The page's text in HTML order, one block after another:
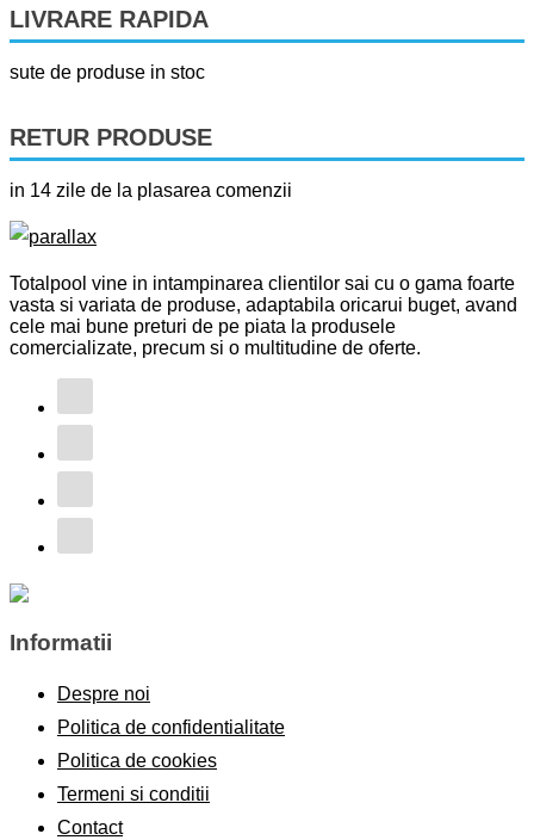
LIVRARE RAPIDA
sute de produse in stoc
RETUR PRODUSE
in 14 zile de la plasarea comenzii
Totalpool vine in intampinarea clientilor sai cu o gama foarte
vasta si variata de produse, adaptabila oricarui buget, avand
cele mai bune preturi de pe piata la produsele
comercializate, precum si o multitudine de oferte.
Informatii
Despre noi
Politica de confidentialitate
Politica de cookies
Termeni si conditii
Contact